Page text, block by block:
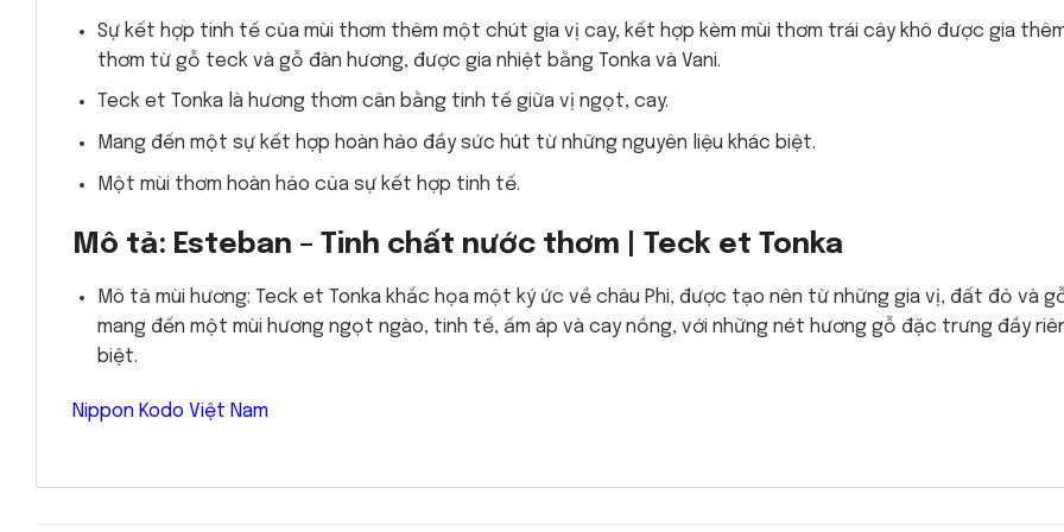
Sự kết hợp tinh tế của mùi thơm thêm một chút gia vị cay, kết hợp kèm mùi thơm trái cây khô được gia
thơm từ gỗ teck và gỗ đàn hương, được gia nhiệt bằng Tonka và Vani.
Teck et Tonka là hương thơm cân bằng tinh tế giữa vị ngọt, cay.
Mang đến một sự kết hợp hoàn hảo đầy sức hút từ những nguyên liệu khác biệt.
Một mùi thơm hoàn hảo của sự kết hợp tinh tế.
Mô tả: Esteban – Tinh chất nước thơm | Teck et Tonka
Mô tả mùi hương: Teck et Tonka khắc họa một ký ức về châu Phi, được tạo nên từ những gia vị, đất đỏ và
mang đến một mùi hương ngọt ngào, tinh tế, ấm áp và cay nồng, với những nét hương gỗ đặc trưng đầy
biệt.
Nippon Kodo Việt Nam